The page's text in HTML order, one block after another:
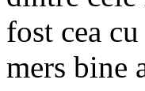
fost cea
mers bine